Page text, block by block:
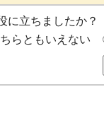
に立ちましたか？
らともいえない